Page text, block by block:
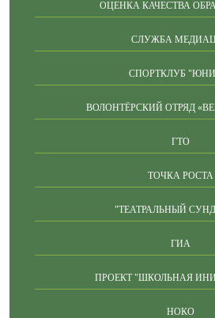
ОЦЕНКА КАЧЕСТВА
СЛУЖБА
СПОРТКЛУБ
ВОЛОНТЁРСКИЙ ОТРЯД
ГТО
ТОЧКА РОСТА
"ТЕАТРАЛЬНЫЙ
ГИА
ПРОЕКТ "ШКОЛЬНАЯ
НОКО